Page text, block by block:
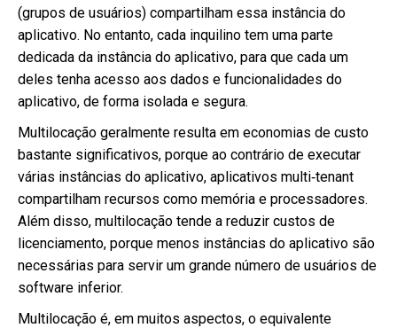
(grupos de usuários) compartilham essa instância do
aplicativo. No entanto, cada inquilino tem uma parte
dedicada da instância do aplicativo, para que cada um
deles tenha acesso aos dados e funcionalidades do
aplicativo, de forma isolada e segura.
Multilocação geralmente resulta em economias de custo
bastante significativos, porque ao contrário de executar
várias instâncias do aplicativo, aplicativos multi‐tenant
compartilham recursos como memória e processadores.
Além disso, multilocação tende a reduzir custos de
licenciamento, porque menos instâncias do aplicativo são
necessárias para servir um grande número de usuários de
software inferior.
Multilocação é, em muitos aspectos, o equivalente